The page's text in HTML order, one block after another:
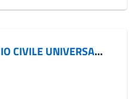
AVVISO SERVIZIO CIVILE UNIVERSALE 2026